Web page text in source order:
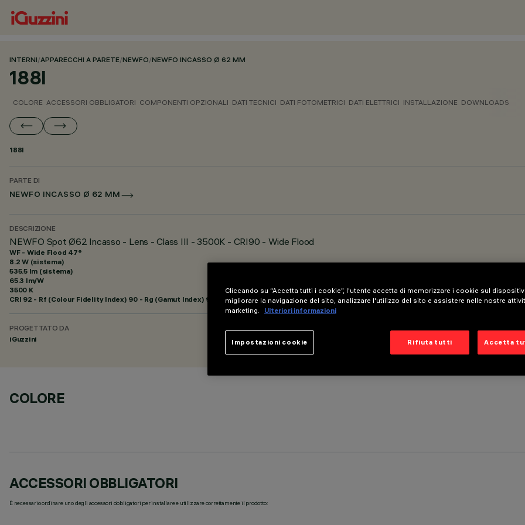
INTERNI/APPARECCHI A PARETE/NEWFO/NEWFO INCASSO Ø 62 MM
188I
COLORE ACCESSORI OBBLIGATORI COMPONENTI OPZIONALI DATI TECNICI DATI FOTOMETRICI DATI ELETTRICI INSTALLAZIONE DOWNLOADS
188I
PARTE DI
NEWFO INCASSO Ø 62 MM
DESCRIZIONE
NEWFO Spot Ø62 Incasso - Lens - Class III - 3500K - CRI90 - Wide Flood
WF - Wide Flood 47°
8.2 W (sistema)
535.5 lm (sistema)
65.3 lm/W
3500 K
CRI 92 - Rf (Colour Fidelity Index) 90 - Rg (Gamut Index) 98
PROGETTATO DA
iGuzzini
COLORE
ACCESSORI OBBLIGATORI
È necessario ordinare uno degli accessori obbligatori per installare e utilizzare correttamente il prodotto:
Cliccando su “Accetta tutti i cookie”, l'utente accetta di memorizzare i cookie sul
migliorare la navigazione del sito, analizzare l'utilizzo del sito e assistere nelle nostre
marketing.
Ulteriori informazioni
Rifiuta tutti Accetta
Impostazioni cookie